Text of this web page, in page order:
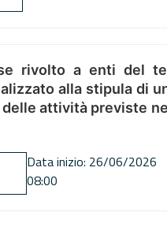
rivolto a enti del
alla stipula di
attività previste
Data inizio: 26/06/2026
08:00